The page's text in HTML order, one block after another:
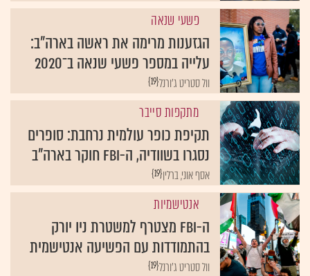
פשעי שנאה
הגזענות מרימה את ראשה בארה"ב:
עלייה במספר פשעי שנאה ב־2020
{19}וול סטריט ג'ורנל
מתקפות סייבר
תקיפת כופר עולמית נרחבת: סופרים
נסגרו בשוודיה, ה-FBI חוקר בארה"ב
{19}אסף אוני, ברלין
אנטישמיות
ה-FBI מצטרף למשטרת ניו יורק
בהתמודדות עם הפשיעה אנטישמית
{19}וול סטריט ג'ורנל